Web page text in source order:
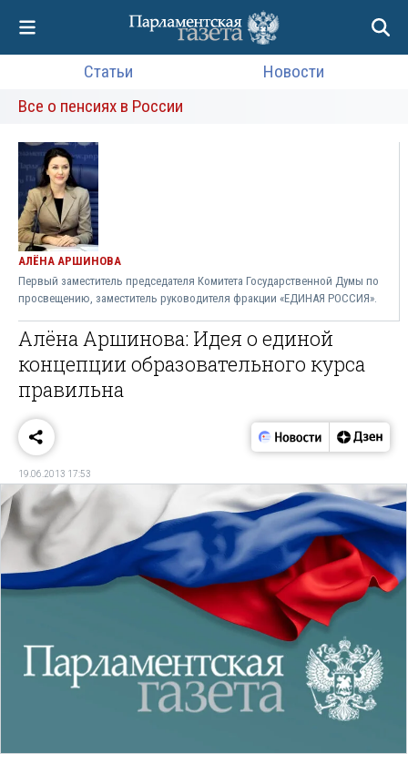
Статьи
Новости
Все о пенсиях в России
АЛЁНА АРШИНОВА
Первый заместитель председателя Комитета Государственной Думы по
просвещению, заместитель руководителя фракции «ЕДИНАЯ РОССИЯ».
Алёна Аршинова: Идея о единой
концепции образовательного курса
правильна
19.06.2013 17:53